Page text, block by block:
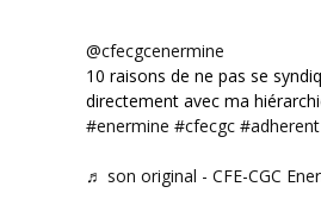
@cfecgcenermine
10 raisons de ne pas se
directement avec ma
#enermine #cfecgc #adherent
♬ son original - CFE-CGC